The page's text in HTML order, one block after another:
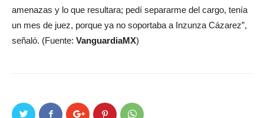
amenazas y lo que resultara; pedí separarme del cargo, tenía
un mes de juez, porque ya no soportaba a Inzunza Cázarez”,
señaló. (Fuente: VanguardiaMX)